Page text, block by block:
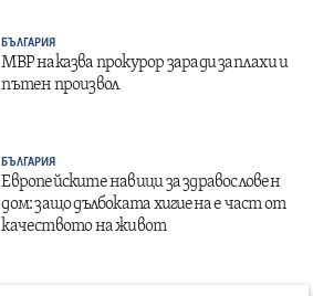
БЪЛГАРИЯ
МВР наказва прокурор заради заплахи и
пътен произвол
БЪЛГАРИЯ
Европейските навици за здравословен
дом: защо дълбоката хигиена е част от
качеството на живот